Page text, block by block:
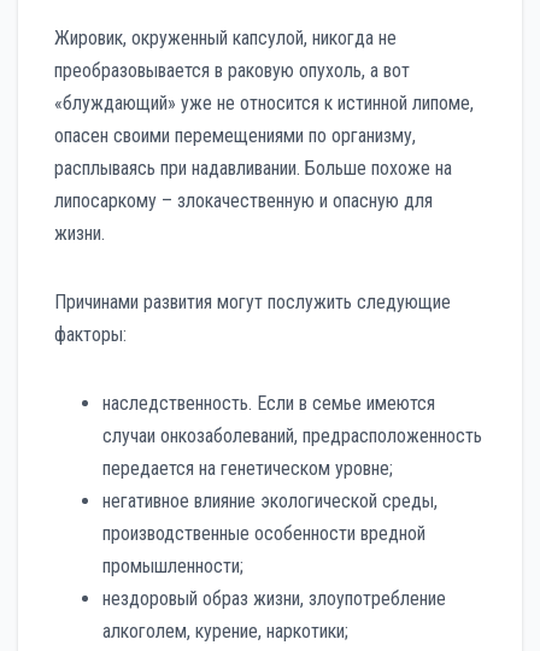
Жировик, окруженный капсулой, никогда не
преобразовывается в раковую опухоль, а вот
«блуждающий» уже не относится к истинной липоме,
опасен своими перемещениями по организму,
расплываясь при надавливании. Больше похоже на
липосаркому – злокачественную и опасную для
жизни.
Причинами развития могут послужить следующие
факторы:
наследственность. Если в семье имеются
случаи онкозаболеваний, предрасположенность
передается на генетическом уровне;
негативное влияние экологической среды,
производственные особенности вредной
промышленности;
нездоровый образ жизни, злоупотребление
алкоголем, курение, наркотики;